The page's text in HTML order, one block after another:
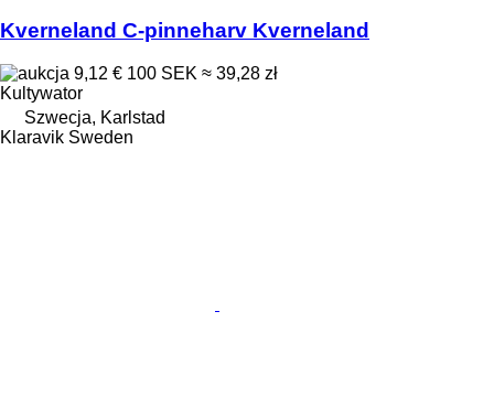
Kverneland C-pinneharv Kverneland
9,12 € 100 SEK ≈ 39,28 zł
Kultywator
Szwecja, Karlstad
Klaravik Sweden